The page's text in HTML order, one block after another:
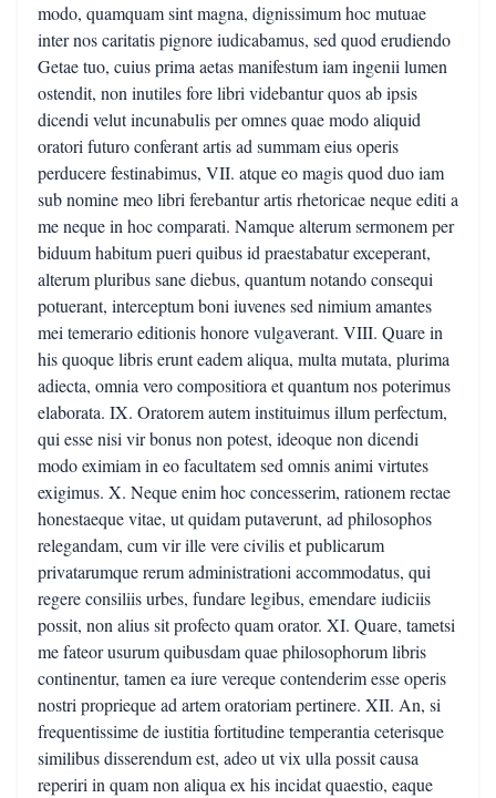
modo, quamquam sint magna, dignissimum hoc mutuae
inter nos caritatis pignore iudicabamus, sed quod erudiendo
Getae tuo, cuius prima aetas manifestum iam ingenii lumen
ostendit, non inutiles fore libri videbantur quos ab ipsis
dicendi velut incunabulis per omnes quae modo aliquid
oratori futuro conferant artis ad summam eius operis
perducere festinabimus, VII. atque eo magis quod duo iam
sub nomine meo libri ferebantur artis rhetoricae neque editi a
me neque in hoc comparati. Namque alterum sermonem per
biduum habitum pueri quibus id praestabatur exceperant,
alterum pluribus sane diebus, quantum notando consequi
potuerant, interceptum boni iuvenes sed nimium amantes
mei temerario editionis honore vulgaverant. VIII. Quare in
his quoque libris erunt eadem aliqua, multa mutata, plurima
adiecta, omnia vero compositiora et quantum nos poterimus
elaborata. IX. Oratorem autem instituimus illum perfectum,
qui esse nisi vir bonus non potest, ideoque non dicendi
modo eximiam in eo facultatem sed omnis animi virtutes
exigimus. X. Neque enim hoc concesserim, rationem rectae
honestaeque vitae, ut quidam putaverunt, ad philosophos
relegandam, cum vir ille vere civilis et publicarum
privatarumque rerum administrationi accommodatus, qui
regere consiliis urbes, fundare legibus, emendare iudiciis
possit, non alius sit profecto quam orator. XI. Quare, tametsi
me fateor usurum quibusdam quae philosophorum libris
continentur, tamen ea iure vereque contenderim esse operis
nostri proprieque ad artem oratoriam pertinere. XII. An, si
frequentissime de iustitia fortitudine temperantia ceterisque
similibus disserendum est, adeo ut vix ulla possit causa
reperiri in quam non aliqua ex his incidat quaestio, eaque